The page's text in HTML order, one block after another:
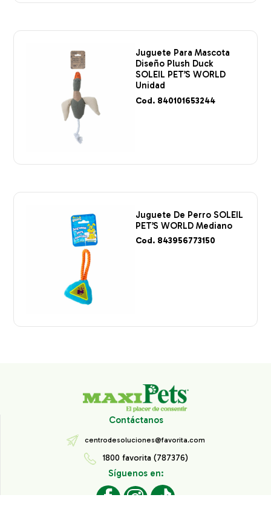
Juguete Para Mascota
Diseño Plush Duck
SOLEIL PET’S WORLD
Unidad
Cod. 840101653244
Juguete De Perro SOLEIL
PET’S WORLD Mediano
Cod. 843956773150
Contáctanos
centrodesoluciones@favorita.com
1800 favorita (787376)
Síguenos en: